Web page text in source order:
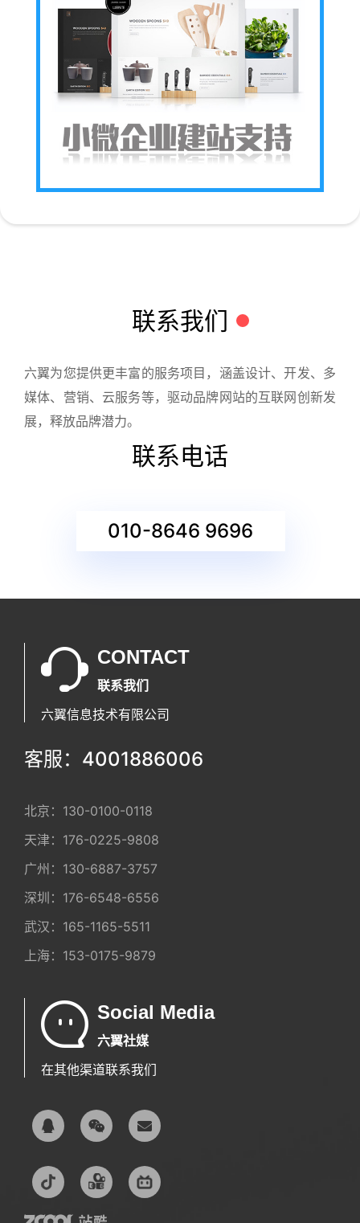
联系我们
六翼为您提供更丰富的服务项目，涵盖设计、开发、多
媒体、营销、云服务等，驱动品牌网站的互联网创新发
展，释放品牌潜力。
联系电话
010-8646 9696
CONTACT
联系我们
六翼信息技术有限公司
客服：4001886006
北京： 130-0100-0118
天津： 176-0225-9808
广州： 130-6887-3757
深圳： 176-6548-6556
武汉： 165-1165-5511
上海： 153-0175-9879
Social Media
六翼社媒
在其他渠道联系我们